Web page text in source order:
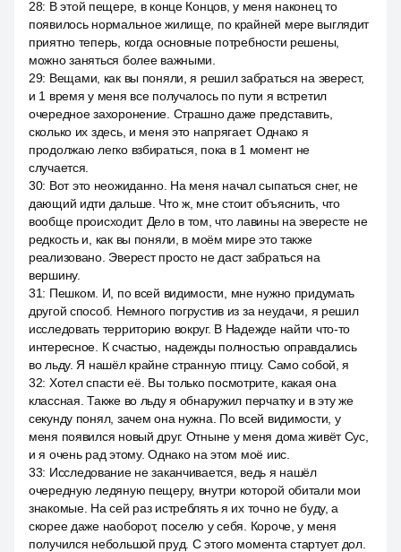
28: В этой пещере, в конце Концов, у меня наконец то
появилось нормальное жилище, по крайней мере выглядит
приятно теперь, когда основные потребности решены,
можно заняться более важными.
29: Вещами, как вы поняли, я решил забраться на эверест,
и 1 время у меня все получалось по пути я встретил
очередное захоронение. Страшно даже представить,
сколько их здесь, и меня это напрягает. Однако я
продолжаю легко взбираться, пока в 1 момент не
случается.
30: Вот это неожиданно. На меня начал сыпаться снег, не
дающий идти дальше. Что ж, мне стоит объяснить, что
вообще происходит. Дело в том, что лавины на эвересте не
редкость и, как вы поняли, в моём мире это также
реализовано. Эверест просто не даст забраться на
вершину.
31: Пешком. И, по всей видимости, мне нужно придумать
другой способ. Немного погрустив из за неудачи, я решил
исследовать территорию вокруг. В Надежде найти что-то
интересное. К счастью, надежды полностью оправдались
во льду. Я нашёл крайне странную птицу. Само собой, я
32: Хотел спасти её. Вы только посмотрите, какая она
классная. Также во льду я обнаружил перчатку и в эту же
секунду понял, зачем она нужна. По всей видимости, у
меня появился новый друг. Отныне у меня дома живёт Сус,
и я очень рад этому. Однако на этом моё иис.
33: Исследование не заканчивается, ведь я нашёл
очередную ледяную пещеру, внутри которой обитали мои
знакомые. На сей раз истреблять я их точно не буду, а
скорее даже наоборот, поселю у себя. Короче, у меня
получился небольшой пруд. С этого момента стартует дол.